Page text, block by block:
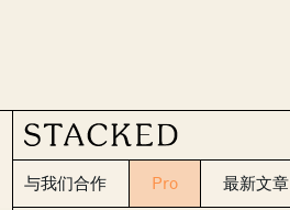
与我们合作 Pro 最新文章